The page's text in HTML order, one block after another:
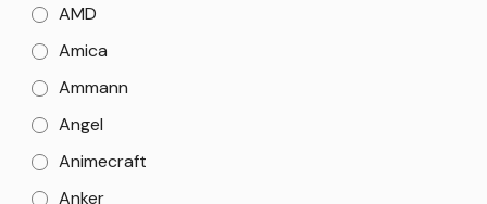
AMD
Amica
Ammann
Angel
Animecraft
Anker